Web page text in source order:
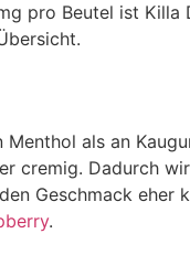
pro Beutel ist Killa
als an
cremig. Dadurch
Geschmack eher
.